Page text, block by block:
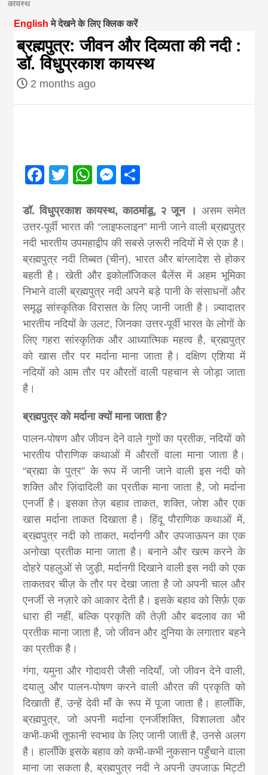
magazine of
Nepal brings
news in hindi
news,
khabar
कायस्थ
English मे देखने के लिए क्लिक करें
ब्रह्मपुत्र: जीवन और दिव्यता की नदी :
डॉ. विधुप्रकाश कायस्थ
2 months ago
Facebook
Twitter
WhatsApp
Messenger
डॉ. विधुप्रकाश कायस्थ, काठमांडू, २ जून । असम समेत
उत्तर-पूर्वी भारत की “लाइफलाइन” मानी जाने वाली ब्रह्मपुत्र
नदी भारतीय उपमहाद्वीप की सबसे ज़रूरी नदियों में से एक है।
ब्रह्मपुत्र नदी तिब्बत (चीन), भारत और बांग्लादेश से होकर
बहती है। खेती और इकोलॉजिकल बैलेंस में अहम भूमिका
निभाने वाली ब्रह्मपुत्र नदी अपने बड़े पानी के संसाधनों और
समृद्ध सांस्कृतिक विरासत के लिए जानी जाती है। ज़्यादातर
भारतीय नदियों के उलट, जिनका उत्तर-पूर्वी भारत के लोगों के
लिए गहरा सांस्कृतिक और आध्यात्मिक महत्व है, ब्रह्मपुत्र
को खास तौर पर मर्दाना माना जाता है। दक्षिण एशिया में
नदियों को आम तौर पर औरतों वाली पहचान से जोड़ा जाता
है।
ब्रह्मपुत्र को मर्दाना क्यों माना जाता है?
पालन-पोषण और जीवन देने वाले गुणों का प्रतीक, नदियों को
भारतीय पौराणिक कथाओं में औरतों वाला माना जाता है।
“ब्रह्मा के पुत्र” के रूप में जानी जाने वाली इस नदी को
शक्ति और ज़िंदादिली का प्रतीक माना जाता है, जो मर्दाना
एनर्जी है। इसका तेज़ बहाव ताकत, शक्ति, जोश और एक
खास मर्दाना ताकत दिखाता है। हिंदू पौराणिक कथाओं में,
ब्रह्मपुत्र नदी को ताकत, मर्दानगी और उपजाऊपन का एक
अनोखा प्रतीक माना जाता है। बनाने और खत्म करने के
दोहरे पहलुओं से जुड़ी, मर्दानगी दिखाने वाली इस नदी को एक
ताकतवर चीज़ के तौर पर देखा जाता है जो अपनी चाल और
एनर्जी से नज़ारे को आकार देती है। इसके बहाव को सिर्फ़ एक
धारा ही नहीं, बल्कि प्रकृति की तेज़ी और बदलाव का भी
प्रतीक माना जाता है, जो जीवन और दुनिया के लगातार बहने
का प्रतीक है।
गंगा, यमुना और गोदावरी जैसी नदियाँ, जो जीवन देने वाली,
दयालु और पालन-पोषण करने वाली औरत की प्रकृति को
दिखाती हैं, उन्हें देवी माँ के रूप में पूजा जाता है। हालाँकि,
ब्रह्मपुत्र, जो अपनी मर्दाना एनर्जीशक्ति, विशालता और
कभी-कभी तूफानी स्वभाव के लिए जानी जाती है, उनसे अलग
है। हालाँकि इसके बहाव को कभी-कभी नुकसान पहुँचाने वाला
माना जा सकता है, ब्रह्मपुत्र नदी ने अपनी उपजाऊ मिट्टी